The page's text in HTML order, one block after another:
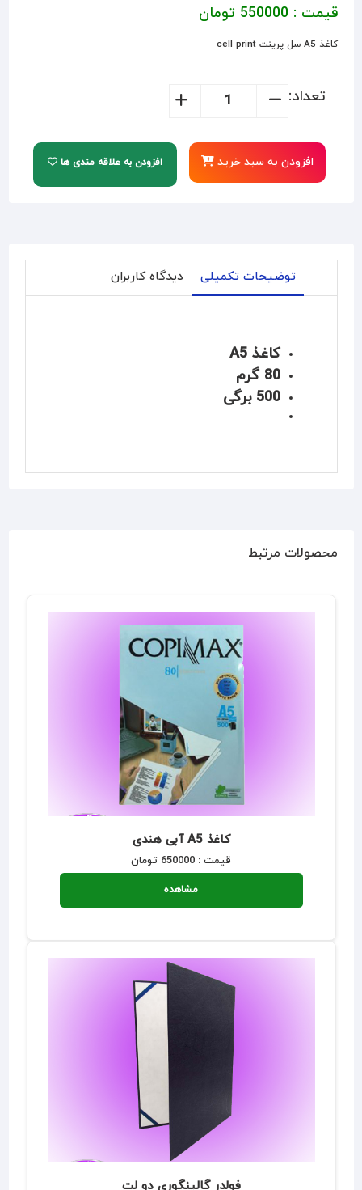
قیمت :550000 تومان
کاغذ A5 سل پرینت cell print
تعداد:
افزودن به سبد خرید افزودن به علاقه مندی ها
توضیحات تکمیلی دیدگاه کاربران
کاغذ A5
80 گرم
500 برگی
محصولات مرتبط
کاغذ A5 آبی هندی
قیمت : 650000 تومان
مشاهده
فولدر گالینگوری دو لت